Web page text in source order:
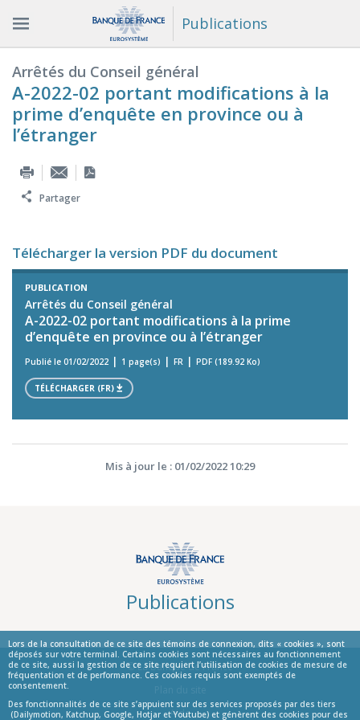
Lors de la consultation de ce site des témoins de connexion, dits « cookies », sont
déposés sur votre terminal. Certains cookies sont nécessaires au fonctionnement
de ce site, aussi la gestion de ce site requiert l’utilisation de cookies de mesure de
fréquentation et de performance. Ces cookies requis sont exemptés de
consentement.
Des fonctionnalités de ce site s’appuient sur des services proposés par des tiers
(Dailymotion, Katchup, Google, Hotjar et Youtube) et génèrent des cookies pour des
Publications
Arrêtés du Conseil général
A-2022-02 portant modifications à la
prime d’enquête en province ou à
l’étranger
Partager
Télécharger la version PDF du document
PUBLICATION
Arrêtés du Conseil général
A-2022-02 portant modifications à la prime
d’enquête en province ou à l’étranger
Publié le 01/02/2022 1 page(s) FR PDF (189.92 Ko)
TÉLÉCHARGER (FR)
Mis à jour le : 01/02/2022 10:29
Publications
© La Banque de France
Informations
Aide